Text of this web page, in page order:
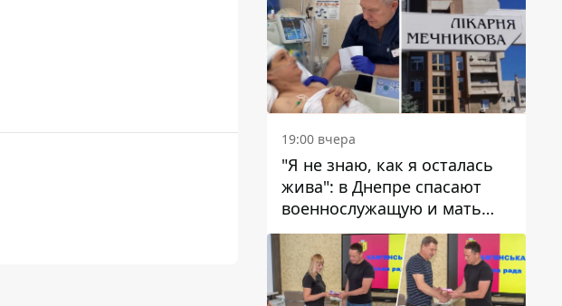
19:00 вчера
"Я не знаю, как я осталась
жива": в Днепре спасают
военнослужащую и мать
четверых детей, которую
ранил КАБ